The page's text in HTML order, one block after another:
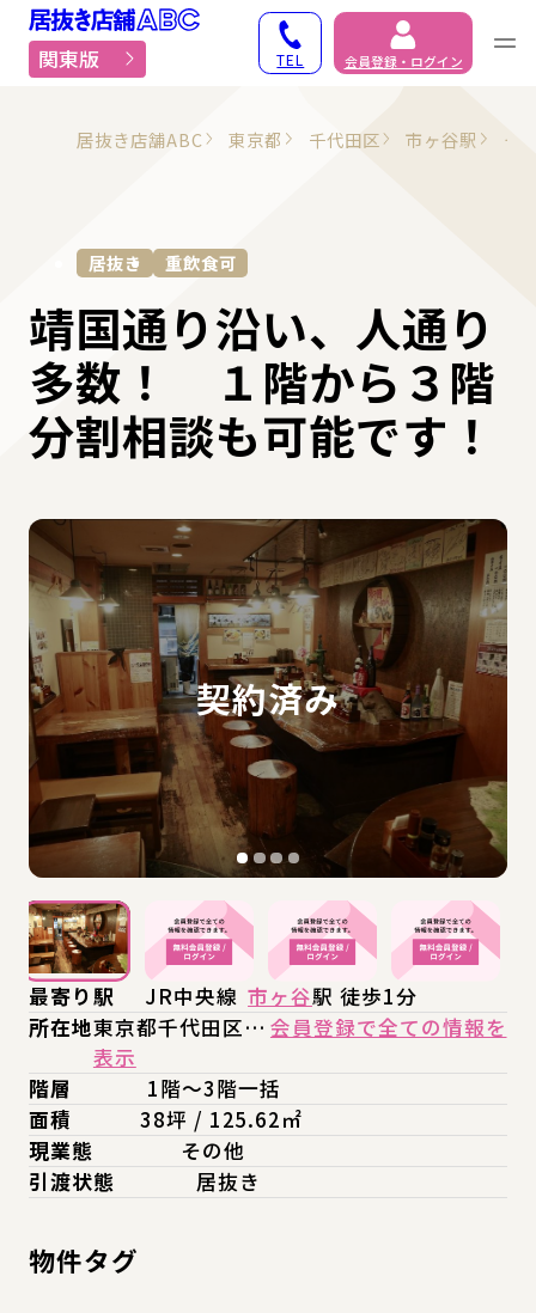
居抜き物件・貸店舗で
関東版 TEL 会員登録・ログイン
居抜き店舗ABC 東京都 千代田区 市ヶ谷駅 そ
居抜き 重飲食可
靖国通り沿い、人通り
多数！ １階から３階
分割相談も可能です！
最寄り駅 JR中央線 市ヶ谷駅 徒歩1分
所在地東京都千代田区… 会員登録で全ての情報を
表示
階層
1階～3階一括
面積
38坪 / 125.62㎡
現業態
その他
引渡状態
居抜き
物件タグ